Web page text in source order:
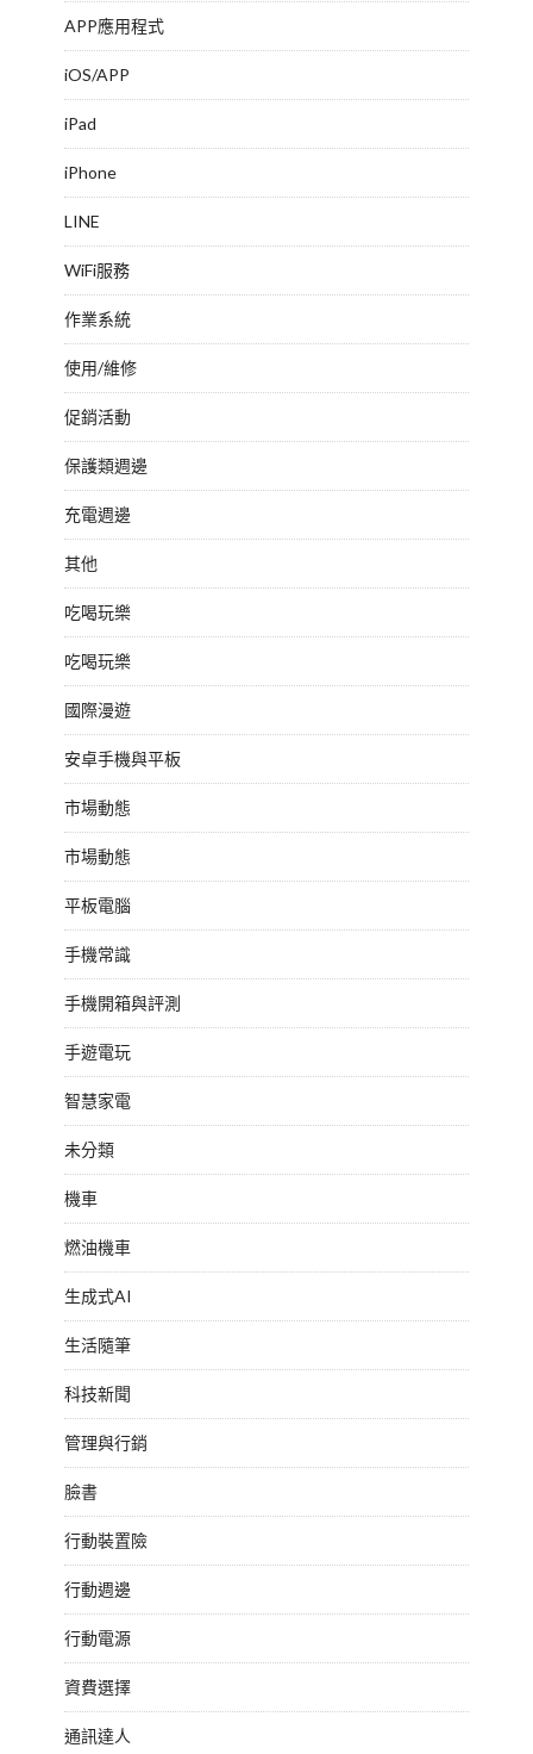
APP應用程式
iOS/APP
iPad
iPhone
LINE
WiFi服務
作業系統
使用/維修
促銷活動
保護類週邊
充電週邊
其他
吃喝玩樂
吃喝玩樂
國際漫遊
安卓手機與平板
市場動態
市場動態
平板電腦
手機常識
手機開箱與評測
手遊電玩
智慧家電
未分類
機車
燃油機車
生成式AI
生活隨筆
科技新聞
管理與行銷
臉書
行動裝置險
行動週邊
行動電源
資費選擇
通訊達人